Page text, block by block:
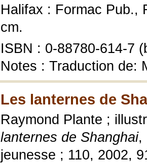
Halifax : Formac Pub.,
cm.
ISBN : 0-88780-614-7
Notes : Traduction de:
Les lanternes de
Raymond Plante ;
lanternes de Shanghai,
jeunesse ; 110, 2002,